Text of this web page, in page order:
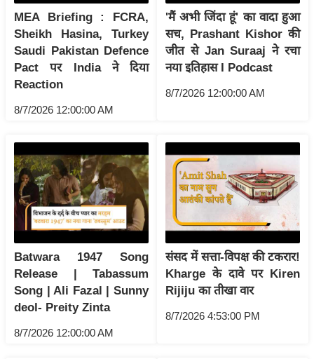
ली
वु
ड
हॉ
ली
वु
फि
ल्म
स
मी
क्षा
r
e
a
k
i
MEA Briefing : FCRA,
Sheikh Hasina, Turkey
Saudi Pakistan Defence
Pact पर India ने दिया
Reaction
8/7/2026 12:00:00 AM
'मैं अभी जिंदा हूं' का वादा हुआ
सच, Prashant Kishor की
जीत से Jan Suraaj ने रचा
नया इतिहास I Podcast
8/7/2026 12:00:00 AM
Batwara 1947 Song
Release | Tabassum
Song | Ali Fazal | Sunny
deol- Preity Zinta
8/7/2026 12:00:00 AM
संसद में सत्ता-विपक्ष की टकरार!
Kharge के दावे पर Kiren
Rijiju का तीखा वार
8/7/2026 4:53:00 PM